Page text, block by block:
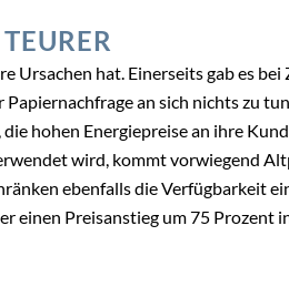
Ursachen hat. Einerseits gab es
an sich nichts zu
hohen Energiepreise an ihre
wird, kommt vorwiegend
ebenfalls die Verfügbarkeit
einen Preisanstieg um 75 Prozent